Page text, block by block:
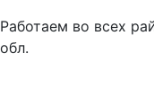
Работаем во всех
обл.